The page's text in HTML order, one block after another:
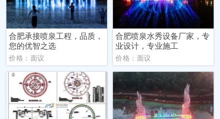
合肥承接喷泉工程，品质，
您的优智之选
价格：面议
合肥喷泉水秀设备厂家，专
业设计，专业施工
价格：面议